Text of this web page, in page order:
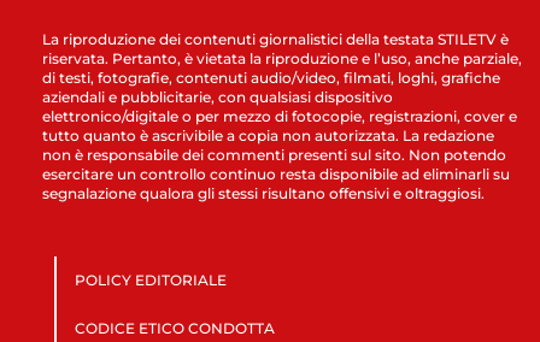
La riproduzione dei contenuti giornalistici della testata STILETV è
riservata. Pertanto, è vietata la riproduzione e l’uso, anche parziale,
di testi, fotografie, contenuti audio/video, filmati, loghi, grafiche
aziendali e pubblicitarie, con qualsiasi dispositivo
elettronico/digitale o per mezzo di fotocopie, registrazioni, cover e
tutto quanto è ascrivibile a copia non autorizzata. La redazione
non è responsabile dei commenti presenti sul sito. Non potendo
esercitare un controllo continuo resta disponibile ad eliminarli su
segnalazione qualora gli stessi risultano offensivi e oltraggiosi.
POLICY EDITORIALE
CODICE ETICO CONDOTTA